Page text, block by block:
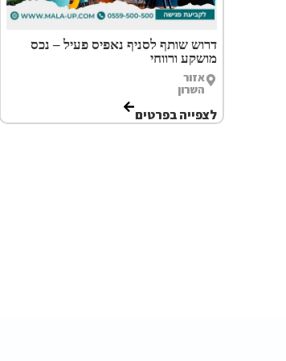
דרוש שותף לסניף נאפיס פעיל – נכס
מושקע ורווחי
אזור
השרון
לצפייה בפרטים